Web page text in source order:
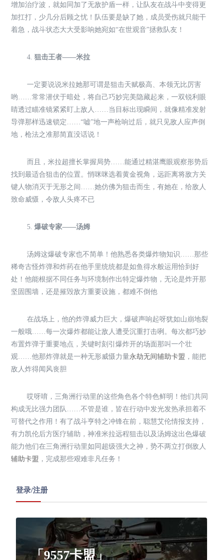
增加治疗波，就如同加了无敌护盾一样，让队友在战斗中变得更
加扛打，少几分后顾之忧！队伍要是缺了她，成员受伤就只能干
着急，战斗状态大大受影响她宛如“在世观音”拯救队友！
4.狙击王者——米拉
一定要说说米拉她那可谓是狙击天赋极高、本领无比厉害
哟……常常潜伏于暗处，将自己巧妙完美隐藏起来，一双锐利眼
睛透过瞄准镜紧紧盯上敌人……当目标出现瞬间，就像精准发射
导弹那样迅速锁定……“嘘”地一声枪响过后，就只见敌人应声倒
地，枪法之准那简直没话说！
而且，米拉超擅长掌握局势……能通过精湛鹰眼观察形势后
找到最适合狙击的位置。悄咪咪选着黄金视角，远距离将敌方关
键人物消灭于无形之间……她仿佛为狙击而生，有她在，给敌人
致命威慑，令敌人头疼不已
5.爆破专家——汤姆
汤姆这爆破专家也不简单！他熟悉各类爆炸物知识……那些
稀奇古怪炸弹和炸药在他手里统统都是如鱼得水般运用恰到好
处！他能根据不同任务与环境制作出特定爆炸物，无论是炸开那
坚固围墙，还是摧毁敌方重要设施，都难不倒他
在战场上，他的炸弹威力巨大，爆破声响起呀犹如山崩地裂
一般哦……每一次爆炸都能让敌人遭受沉重打击咧。每次都巧妙
布置炸弹于重要地点，关键时刻引爆炸开的场面那叫一个壮
观……他那炸弹就是一种无形威慑力量永劫无间辅助卡盟 ，能把
敌人炸得闻风丧胆
哎呀唷，三角洲行动里的这些角色各个特色鲜明！他们共同
构成无比强力团队……不管是谁，皆在行动中发光发热承担着不
可替代之作用！有了战斗亨特之冲锋在前，聪慧艾伦情报支持，
有力凯伦后方医疗辅助，神准米拉远程狙击以及汤姆这出色爆破
能力他们在三角洲行动里如同超级强大之神，势不两立打倒敌人
辅助卡盟 ，完成那些艰难非凡任务！
登录/注册
「9557卡盟」